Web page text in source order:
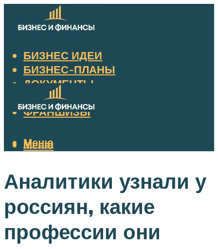
БИЗНЕС ИДЕИ
БИЗНЕС-ПЛАНЫ
ДОКУМЕНТЫ
НАЛОГИ
ФРАНШИЗЫ
Меню
Меню
Аналитики узнали у
россиян, какие
профессии они